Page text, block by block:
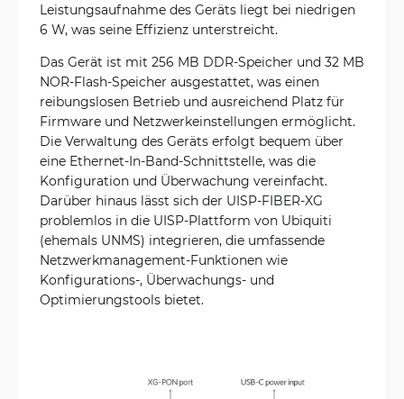
Leistungsaufnahme des Geräts liegt bei niedrigen
6 W, was seine Effizienz unterstreicht.
Das Gerät ist mit 256 MB DDR-Speicher und 32 MB
NOR-Flash-Speicher ausgestattet, was einen
reibungslosen Betrieb und ausreichend Platz für
Firmware und Netzwerkeinstellungen ermöglicht.
Die Verwaltung des Geräts erfolgt bequem über
eine Ethernet-In-Band-Schnittstelle, was die
Konfiguration und Überwachung vereinfacht.
Darüber hinaus lässt sich der UISP-FIBER-XG
problemlos in die UISP-Plattform von Ubiquiti
(ehemals UNMS) integrieren, die umfassende
Netzwerkmanagement-Funktionen wie
Konfigurations-, Überwachungs- und
Optimierungstools bietet.